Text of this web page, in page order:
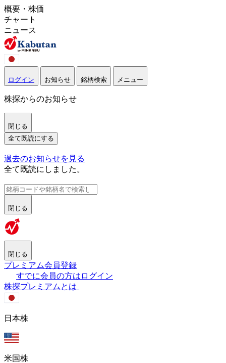
概要・株価
チャート
ニュース
ログイン お知らせ 銘柄検索 メニュー
株探からのお知らせ
閉じる
全て既読にする
過去のお知らせを見る
全て既読にしました。
閉じる
閉じる
プレミアム会員登録
すでに会員の方はログイン
株探プレミアムとは
日本株
米国株